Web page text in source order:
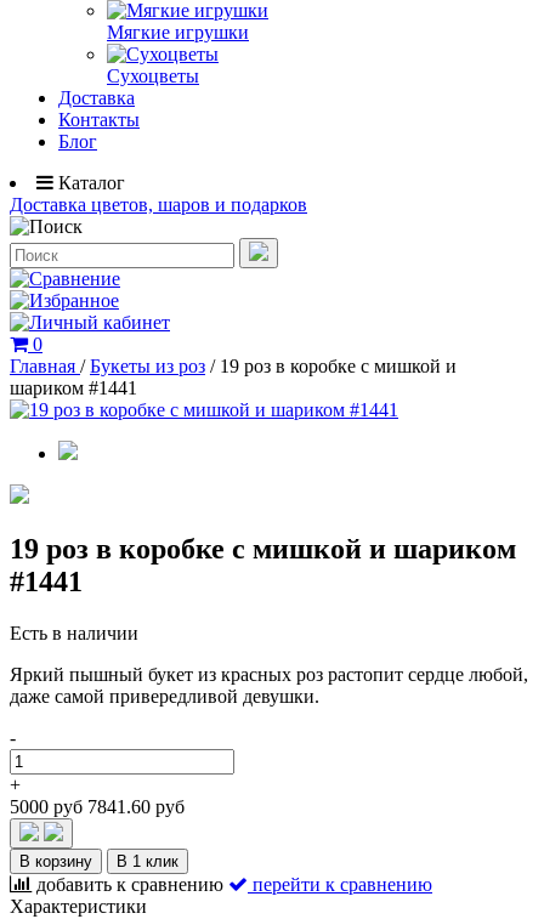
Мягкие игрушки
Сухоцветы
Доставка
Контакты
Блог
Каталог
Доставка цветов, шаров и подарков
0
Главная /Букеты из роз / 19 роз в коробке с мишкой и
шариком #1441
19 роз в коробке с мишкой и шариком
#1441
Есть в наличии
Яркий пышный букет из красных роз растопит сердце любой,
даже самой привередливой девушки.
-
+
5000 руб 7841.60 руб
В корзину В 1 клик
добавить к сравнению
перейти к сравнению
Характеристики